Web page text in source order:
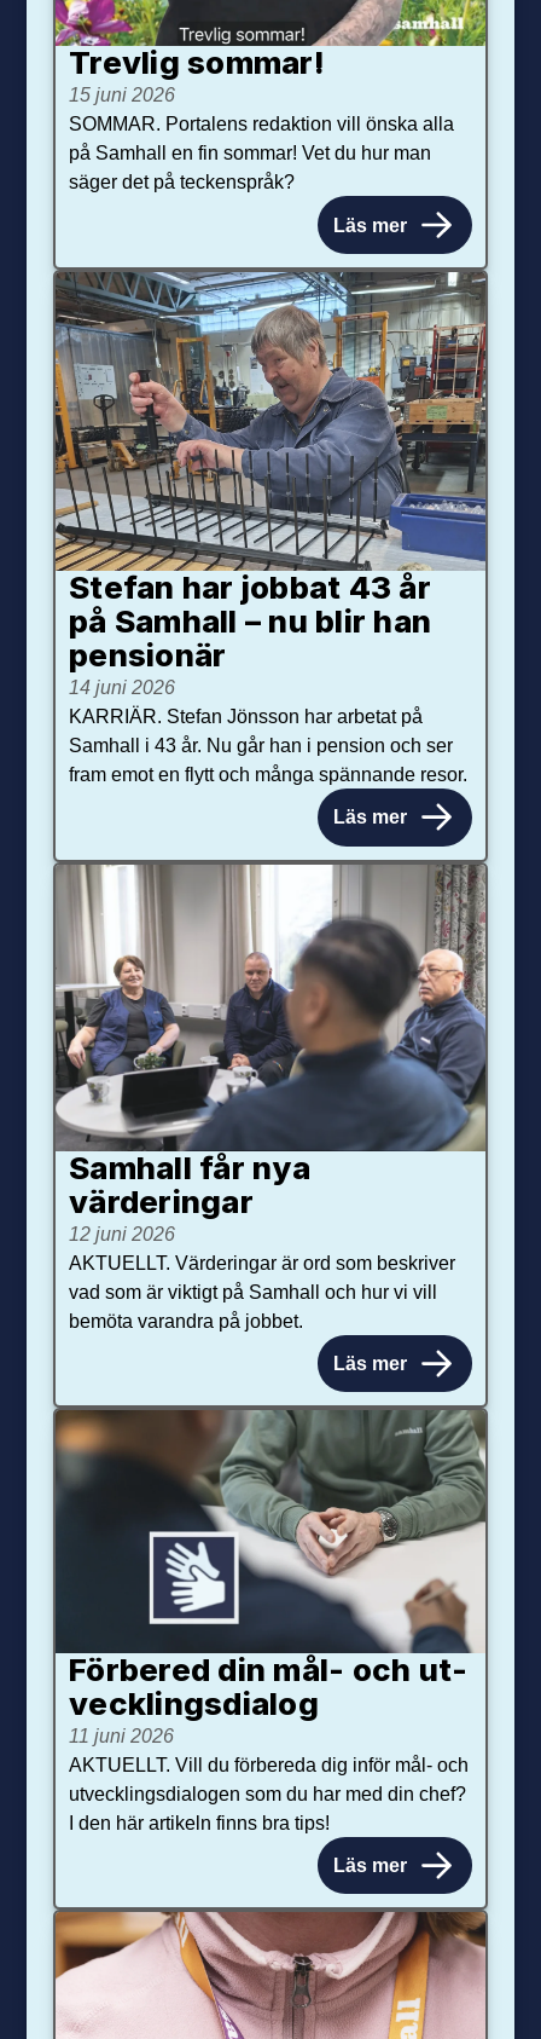
Trevlig sommar!
15 juni 2026
SOMMAR. Portalens redaktion vill önska alla
på Samhall en fin sommar! Vet du hur man
säger det på teckenspråk?
Läs mer
Stefan har jobbat 43 år
på Samhall – nu blir han
pensionär
14 juni 2026
KARRIÄR. Stefan Jönsson har arbetat på
Samhall i 43 år. Nu går han i pension och ser
fram emot en flytt och många spännande resor.
Läs mer
Samhall får nya
värdering­ar
12 juni 2026
AKTUELLT. Värderingar är ord som beskriver
vad som är viktigt på Samhall och hur vi vill
bemöta varandra på jobbet.
Läs mer
Förbered din mål- och ut­
veck­lings­dialog
11 juni 2026
AKTUELLT. Vill du förbereda dig inför mål- och
utvecklingsdialogen som du har med din chef?
I den här artikeln finns bra tips!
Läs mer